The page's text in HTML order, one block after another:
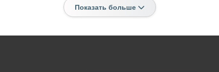
Показать больше